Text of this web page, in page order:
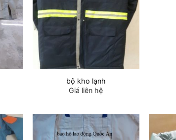
bộ kho lạnh
Giá liên hệ